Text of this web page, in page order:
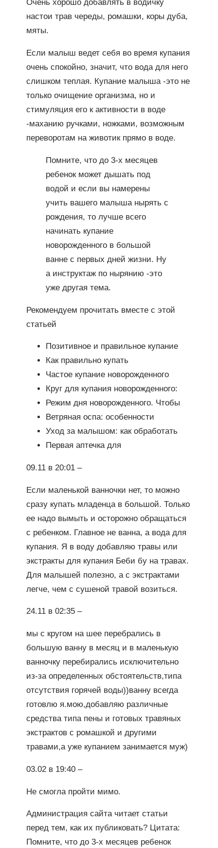
Очень хорошо добавлять в водичку
настои трав череды, ромашки, коры дуба,
мяты.
Если малыш ведет себя во время купания
очень спокойно, значит, что вода для него
слишком теплая. Купание малыша -это не
только очищение организма, но и
стимуляция его к активности в воде
-маханию ручками, ножками, возможным
переворотам на животик прямо в воде.
Помните, что до 3-х месяцев
ребенок может дышать под
водой и если вы намерены
учить вашего малыша нырять с
рождения, то лучше всего
начинать купание
новорожденного в большой
ванне с первых дней жизни. Ну
а инструктаж по нырянию -это
уже другая тема.
Рекомендуем прочитать вместе с этой
статьей
Позитивное и правильное купание
Как правильно купать
Частое купание новорожденного
Круг для купания новорожденного:
Режим дня новорожденного. Чтобы
Ветряная оспа: особенности
Уход за малышом: как обработать
Первая аптечка для
09.11 в 20:01 –
Если маленькой ванночки нет, то можно
сразу купать младенца в большой. Только
ее надо вымыть и осторожно обращаться
с ребенком. Главное не ванна, а вода для
купания. Я в воду добавляю травы или
экстракты для купания Беби бу на травах.
Для малышей полезно, а с экстрактами
легче, чем с сушеной травой возиться.
24.11 в 02:35 –
мы с кругом на шее перебрались в
большую ванну в месяц и в маленькую
ванночку перебирались исключительно
из-за определенных обстоятельств,типа
отсутствия горячей воды))ванну всегда
готовлю я.мою,добавляю различные
средства типа пены и готовых травяных
экстрактов с ромашкой и другими
травами,а уже купанием занимается муж)
03.02 в 19:40 –
Не смогла пройти мимо.
Администрация сайта читает статьи
перед тем, как их публиковать? Цитата:
Помните, что до 3-х месяцев ребенок